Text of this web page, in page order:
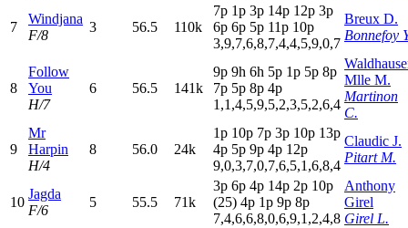
7
Windjana
F/8
3 56.5 110k
7p 1p 3p 14p 12p 3p
6p 6p 5p 11p 10p
3,9,7,6,8,7,4,4,5,9,0,7
Breux D.
Bonnefoy
8
Follow
You
H/7
6 56.5 141k
9p 9h 6h 5p 1p 5p 8p
7p 5p 8p 4p
1,1,4,5,9,5,2,3,5,2,6,4
Mlle M.
Martinon
C.
9
Mr
Harpin
H/4
8 56.0 24k
1p 10p 7p 3p 10p 13p
4p 5p 9p 4p 12p
9,0,3,7,0,7,6,5,1,6,8,4
Claudic J.
Pitart M.
10
Jagda
F/6
5 55.5 71k
3p 6p 4p 14p 2p 10p
(25) 4p 1p 9p 8p
7,4,6,6,8,0,6,9,1,2,4,8
Anthony
Girel
Girel L.